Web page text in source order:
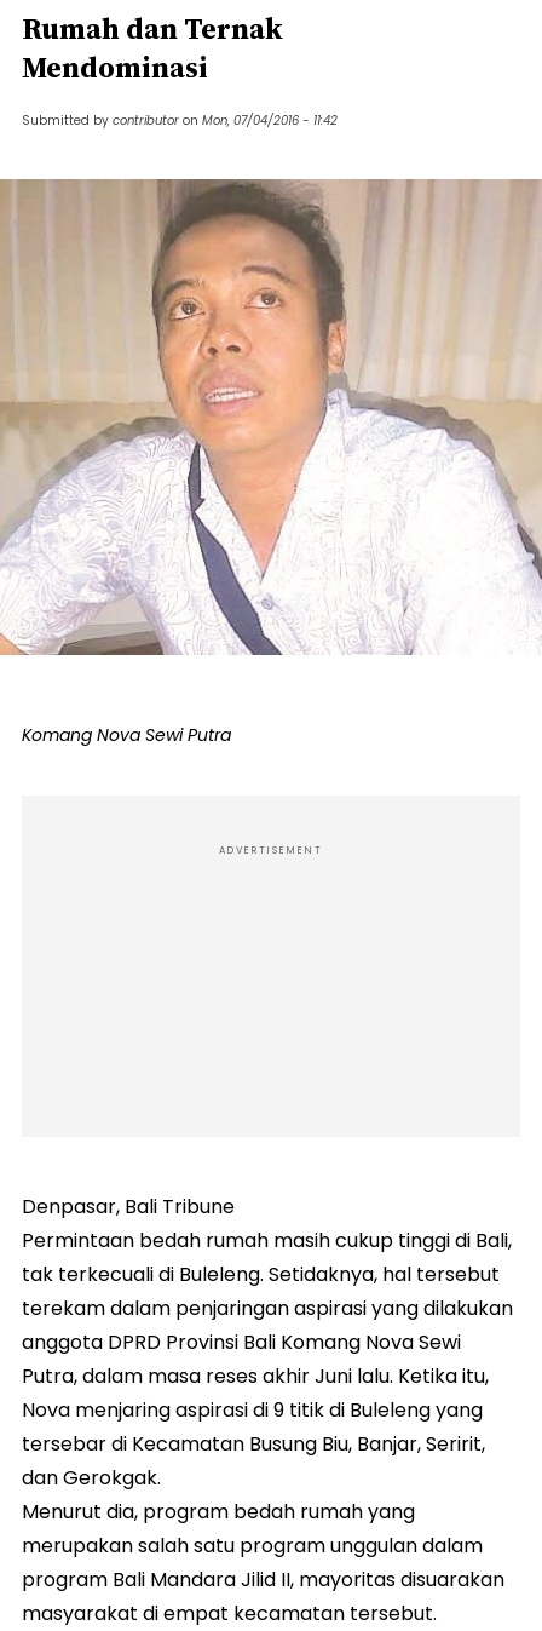
Rumah dan Ternak
Mendominasi
Submitted by contributor on Mon, 07/04/2016 - 11:42
Komang Nova Sewi Putra
ADVERTISEMENT
Denpasar, Bali Tribune
Permintaan bedah rumah masih cukup tinggi di Bali,
tak terkecuali di Buleleng. Setidaknya, hal tersebut
terekam dalam penjaringan aspirasi yang dilakukan
anggota DPRD Provinsi Bali Komang Nova Sewi
Putra, dalam masa reses akhir Juni lalu. Ketika itu,
Nova menjaring aspirasi di 9 titik di Buleleng yang
tersebar di Kecamatan Busung Biu, Banjar, Seririt,
dan Gerokgak.
Menurut dia, program bedah rumah yang
merupakan salah satu program unggulan dalam
program Bali Mandara Jilid II, mayoritas disuarakan
masyarakat di empat kecamatan tersebut.